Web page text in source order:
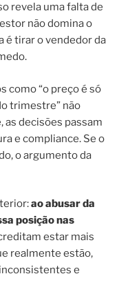
revela uma falta de
não domina o
é tirar o vendedor da
como “o preço é só
trimestre” não
as decisões passam
e compliance. Se o
o argumento da
ao abusar da
posição nas
estar mais
realmente estão,
e